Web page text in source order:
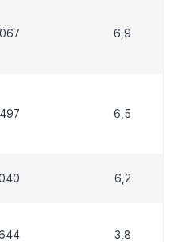
6,9
6,5
6,2
3,8